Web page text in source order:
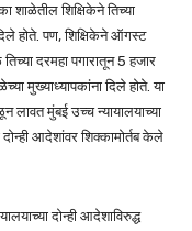
शाळेतील शिक्षिकेने तिच्या
होते. पण, शिक्षिकेने ऑगस्ट
दरमहा पगारातून 5 हजार
मुख्याध्यापकांना दिले होते. या
लावत मुंबई उच्च न्यायालयाच्या
आदेशांवर शिक्कामोर्तब केले
दोन्ही आदेशाविरुद्ध